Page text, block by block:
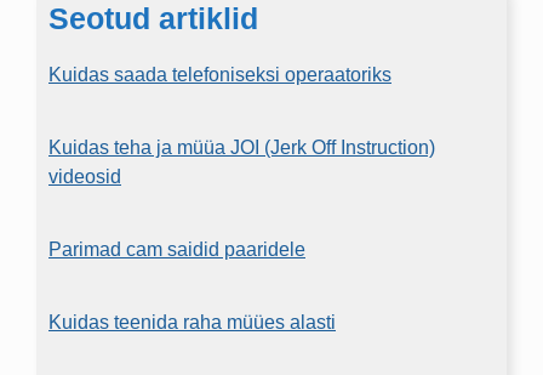
Seotud artiklid
Kuidas saada telefoniseksi operaatoriks
Kuidas teha ja müüa JOI (Jerk Off Instruction)
videosid
Parimad cam saidid paaridele
Kuidas teenida raha müües alasti